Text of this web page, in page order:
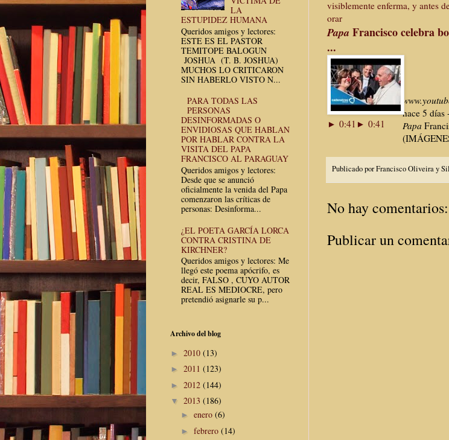
visiblemente enferma, y antes
orar
Papa Francisco celebra
...
► 0:41 ► 0:41
hace 5 días
Papa
Publicado porFrancisco Oliveira y
No hay comentarios:
Publicar un
LA
ESTUPIDEZ HUMANA
Queridos amigos y lectores:
ESTE ES EL PASTOR
TEMITOPE BALOGUN
JOSHUA (T. B. JOSHUA)
MUCHOS LO CRITICARON
SIN HABERLO VISTO N...
PARA TODAS LAS
PERSONAS
DESINFORMADAS O
ENVIDIOSAS QUE HABLAN
POR HABLAR CONTRA LA
VISITA DEL PAPA
FRANCISCO AL PARAGUAY
Queridos amigos y lectores:
Desde que se anunció
oficialmente la venida del Papa
comenzaron las críticas de
personas: Desinforma...
¿EL POETA GARCÍA LORCA
CONTRA CRISTINA DE
KIRCHNER?
Queridos amigos y lectores: Me
llegó este poema apócrifo, es
decir, FALSO , CUYO AUTOR
REAL ES MEDIOCRE, pero
pretendió asignarle su p...
Archivo del blog
► 2010 (13)
► 2011 (123)
► 2012 (144)
▼ 2013 (186)
► enero (6)
► febrero (14)